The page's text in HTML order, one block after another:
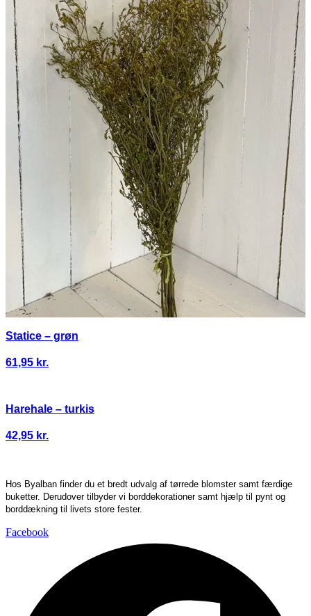
Statice – grøn
61,95 kr.
Harehale – turkis
42,95 kr.
Hos Byalban finder du et bredt udvalg af tørrede blomster samt færdige
buketter. Derudover tilbyder vi borddekorationer samt hjælp til pynt og
borddækning til livets store fester.
Facebook